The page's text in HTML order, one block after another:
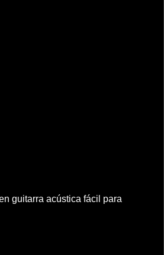
guitarra acústica fácil para